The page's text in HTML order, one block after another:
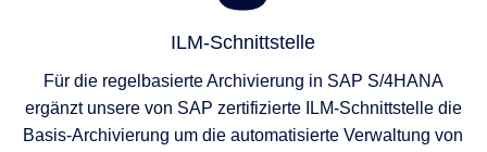
ILM-Schnittstelle
Für die regelbasierte Archivierung in SAP S/4HANA
ergänzt unsere von SAP zertifizierte ILM-Schnittstelle die
Basis-Archivierung um die automatisierte Verwaltung von